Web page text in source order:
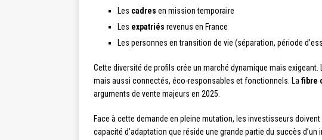
Les cadres en mission temporaire
Les expatriés revenus en France
Les personnes en transition de vie (séparation, période
Cette diversité de profils crée un marché dynamique mais
mais aussi connectés, éco-responsables et fonctionnels. La fibre
arguments de vente majeurs en 2025.
Face à cette demande en pleine mutation, les investisseurs
capacité d’adaptation que réside une grande partie du succès